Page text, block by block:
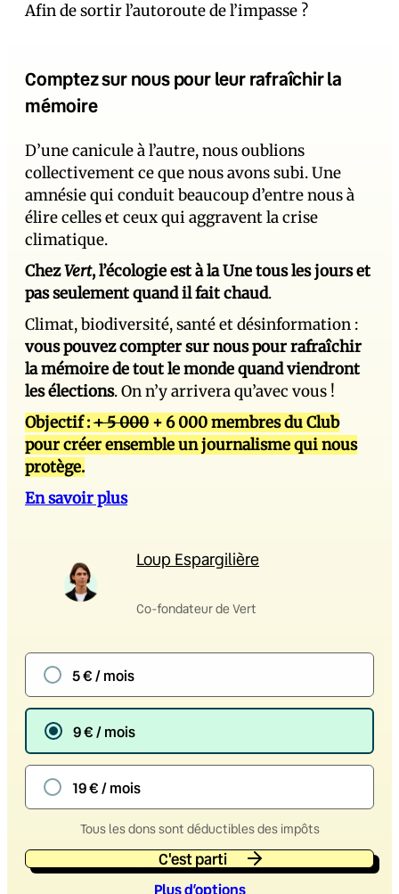
Afin de sortir l’autoroute de l’impasse ?
Comptez sur nous pour leur rafraîchir la
mémoire
D’une canicule à l’autre, nous oublions
collectivement ce que nous avons subi. Une
amnésie qui conduit beaucoup d’entre nous à
élire celles et ceux qui aggravent la crise
climatique.
ChezVert, l’écologie est à la Une tous les jours et
pas seulement quand il fait chaud.
Climat, biodiversité, santé et désinformation :
vous pouvez compter sur nous pour rafraîchir
la mémoire de tout le monde quand viendront
les élections. On n’y arrivera qu’avec vous !
Objectif :+ 5 000 + 6 000 membres du Club
pour créer ensemble un journalisme qui nous
protège.
En savoir plus
Loup Espargilière
Co-fondateur de Vert
5 € / mois
9 € / mois
19 € / mois
Tous les dons sont déductibles des impôts
C'est parti
Plus d’options